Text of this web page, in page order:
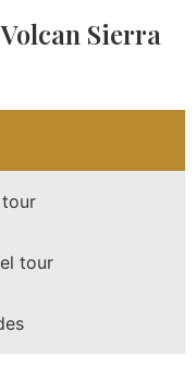
Sierra
tour